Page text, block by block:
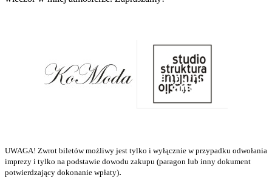
UWAGA! Zwrot biletów możliwy jest tylko i wyłącznie w przypadku odwołania
imprezy i tylko na podstawie dowodu zakupu (paragon lub inny dokument
potwierdzający dokonanie wpłaty).